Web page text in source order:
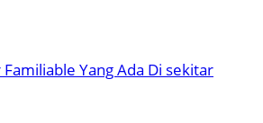
Yang Ada Di sekitar